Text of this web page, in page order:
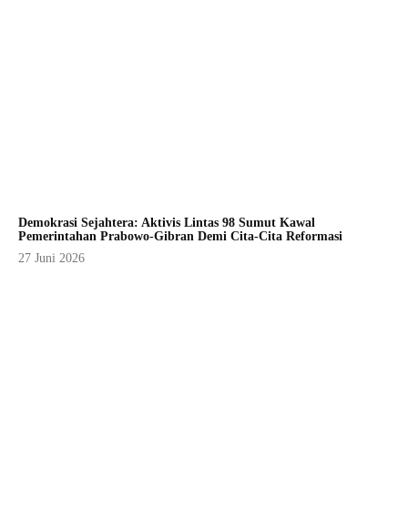
Demokrasi Sejahtera: Aktivis Lintas 98 Sumut Kawal
Pemerintahan Prabowo-Gibran Demi Cita-Cita Reformasi
27 Juni 2026